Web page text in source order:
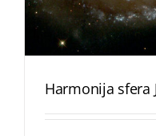
Harmonija sfera